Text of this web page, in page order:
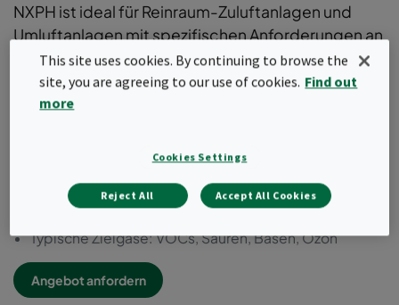
NXPH ist ideal für Reinraum-Zuluftanlagen und
Umluftanlagen mit spezifischen Anforderungen an
einzelne Schadstoffarten.
Geringer Druckabfall
Geringes Gewicht
Geringe ausgasende Komponenten
Prognostizierte Abscheideleistung und Lebensdauer
Typische Zielgase: VOCs, Säuren, Basen, Ozon
Angebot anfordern
This site uses cookies. By continuing to browse the
site, you are agreeing to our use of cookies. Find out
more
Cookies Settings
Reject All Accept All Cookies